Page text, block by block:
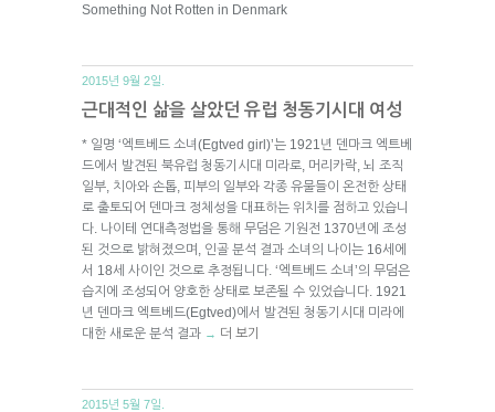
Something Not Rotten in Denmark
2015년 9월 2일.
근대적인 삶을 살았던 유럽 청동기시대 여성
* 일명 ‘엑트베드 소녀(Egtved girl)’는 1921년 덴마크 엑트베
드에서 발견된 북유럽 청동기시대 미라로, 머리카락, 뇌 조직
일부, 치아와 손톱, 피부의 일부와 각종 유물들이 온전한 상태
로 출토되어 덴마크 정체성을 대표하는 위치를 점하고 있습니
다. 나이테 연대측정법을 통해 무덤은 기원전 1370년에 조성
된 것으로 밝혀졌으며, 인골 분석 결과 소녀의 나이는 16세에
서 18세 사이인 것으로 추정됩니다. ‘엑트베드 소녀’의 무덤은
습지에 조성되어 양호한 상태로 보존될 수 있었습니다. 1921
년 덴마크 엑트베드(Egtved)에서 발견된 청동기시대 미라에
대한 새로운 분석 결과 → 더 보기
2015년 5월 7일.